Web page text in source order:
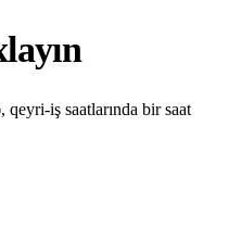
qeyri-iş saatlarında bir saat